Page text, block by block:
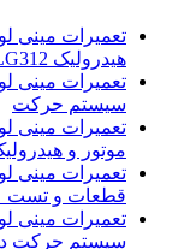
تعمیرات مینی
هیدرولیک LG312
تعمیرات مینی
سیستم حرکت
تعمیرات مینی
موتور و
تعمیرات مینی
قطعات و تست
تعمیرات مینی
سیستم حرکت